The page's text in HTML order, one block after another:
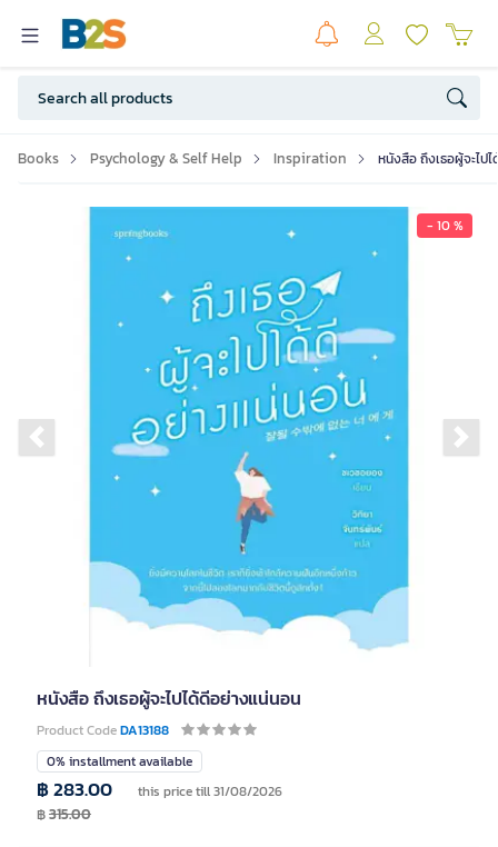
Books Psychology & Self Help Inspiration หนังสือ ถึงเธอผู้จะไป
- 10 %
Previous slide
หนังสือ ถึงเธอผู้จะไปได้ดีอย่างแน่นอน
Product CodeDA13188
0% installment available
฿ 283.00 this price till 31/08/2026
฿315.00